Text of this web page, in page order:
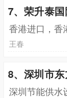
7、荣升泰
香港进口，香
王春
8、深圳市
深圳节能供水